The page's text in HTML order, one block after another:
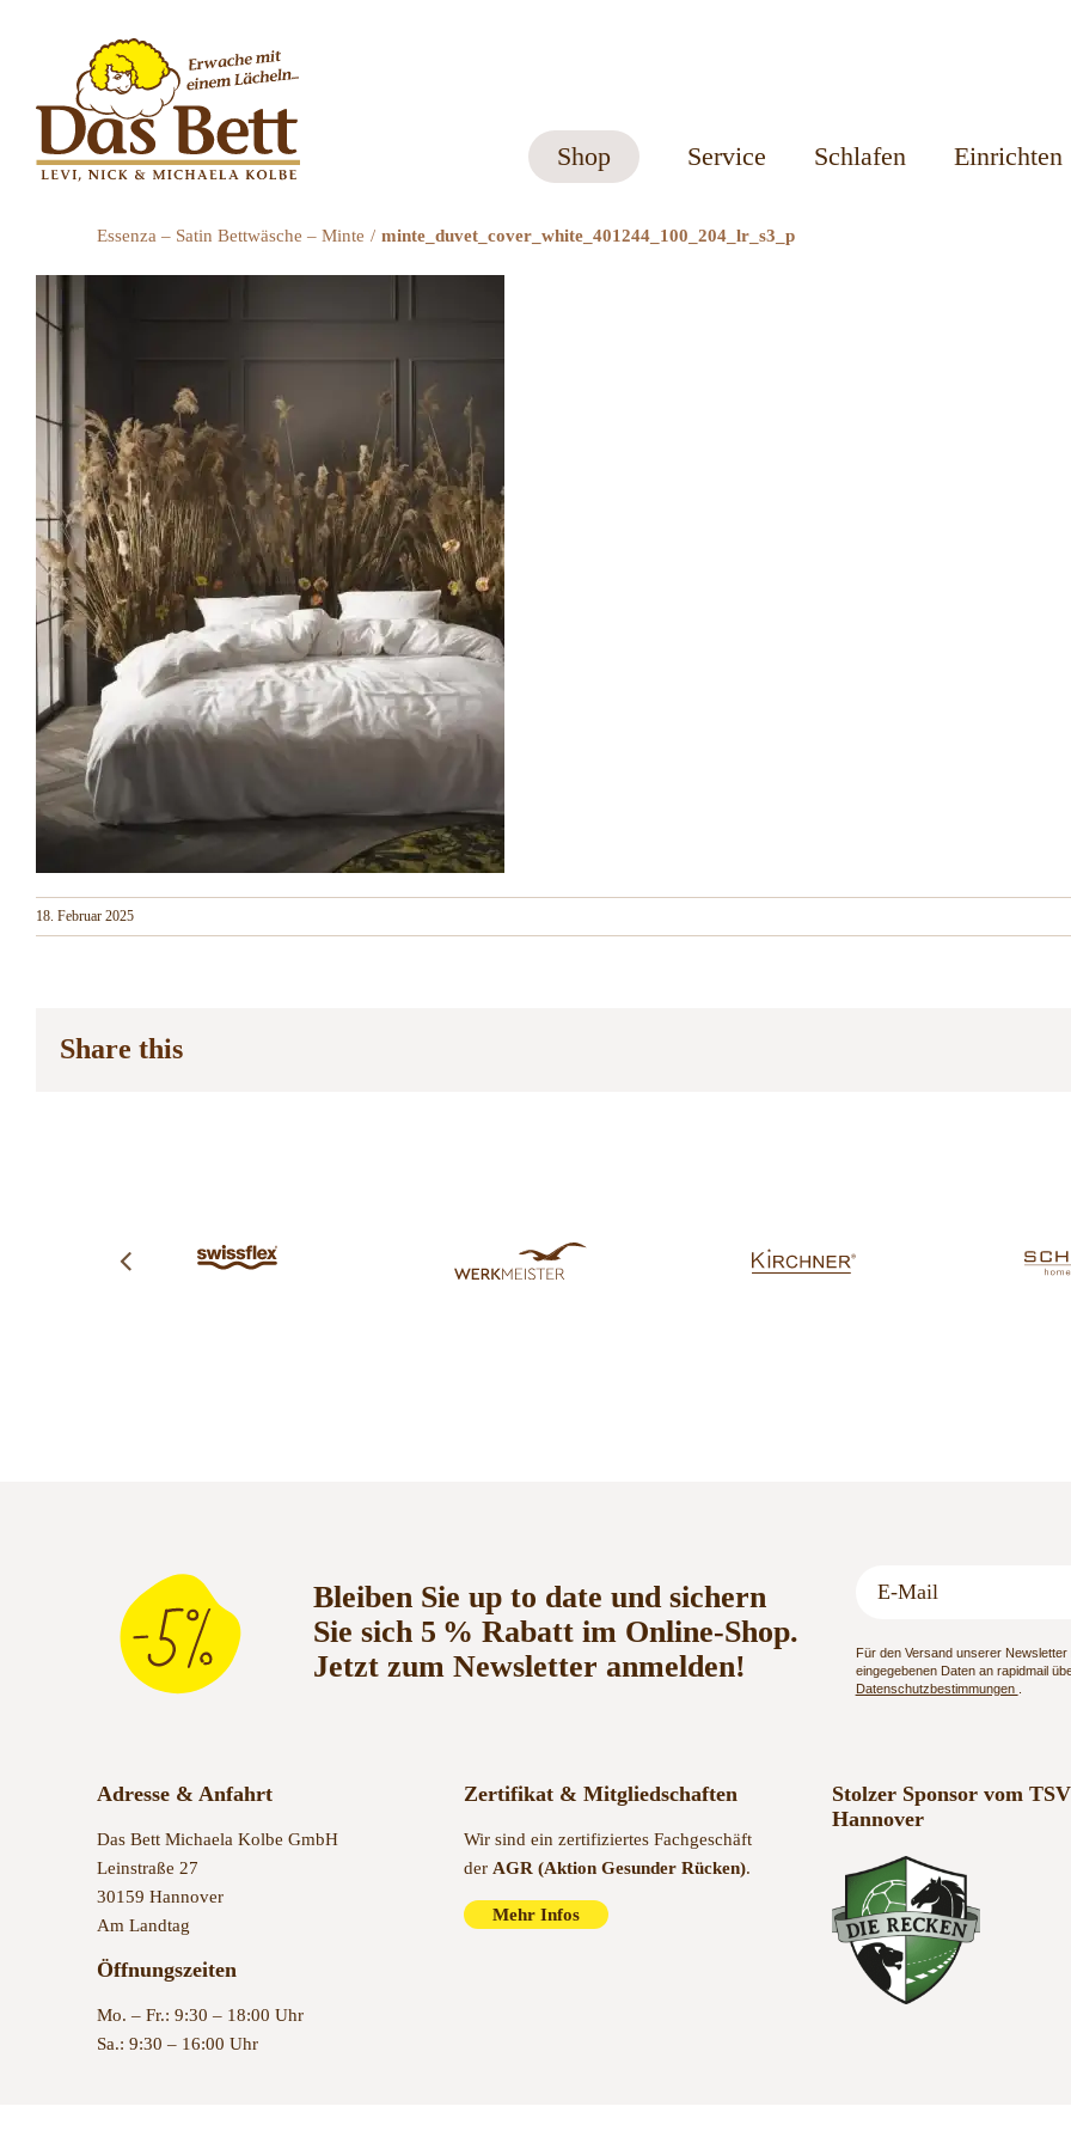
Shop Service Schlafen Einrichten
Essenza – Satin Bettwäsche – Minte minte_duvet_cover_white_401244_100_204_lr_s3_p
18. Februar 2025
Share this
Bleiben Sie up to date und sichern
Sie sich 5 % Rabatt im Online-Shop.
Jetzt zum Newsletter anmelden!
Für den Versand unserer
eingegebenen Daten an rapidmail
Datenschutzbestimmungen
Adresse & Anfahrt
Das Bett Michaela Kolbe GmbH
Leinstraße 27
30159 Hannover
Am Landtag
Öffnungszeiten
Mo. – Fr.: 9:30 – 18:00 Uhr
Sa.: 9:30 – 16:00 Uhr
Zertifikat & Mitgliedschaften
Wir sind ein zertifiziertes Fachgeschäft
der AGR (Aktion Gesunder Rücken).
Mehr Infos
Stolzer Sponsor vom TSV
Hannover